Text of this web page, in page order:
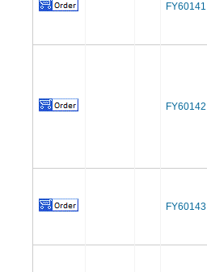
FY60141
FY60142
FY60143